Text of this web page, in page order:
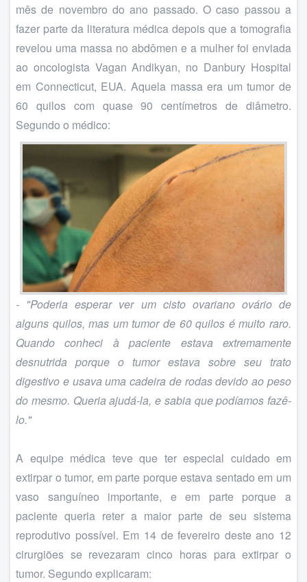
mês de novembro do ano passado. O caso passou a
fazer parte da literatura médica depois que a tomografia
revelou uma massa no abdômen e a mulher foi enviada
ao oncologista Vagan Andikyan, no Danbury Hospital
em Connecticut, EUA. Aquela massa era um tumor de
60 quilos com quase 90 centímetros de diâmetro.
Segundo o médico:
- "Poderia esperar ver um cisto ovariano ovário de
alguns quilos, mas um tumor de 60 quilos é muito raro.
Quando conheci à paciente estava extremamente
desnutrida porque o tumor estava sobre seu trato
digestivo e usava uma cadeira de rodas devido ao peso
do mesmo. Queria ajudá-la, e sabia que podíamos fazê-
lo."
A equipe médica teve que ter especial cuidado em
extirpar o tumor, em parte porque estava sentado em um
vaso sanguíneo importante, e em parte porque a
paciente queria reter a maior parte de seu sistema
reprodutivo possível. Em 14 de fevereiro deste ano 12
cirurgiões se revezaram cinco horas para extirpar o
tumor. Segundo explicaram: